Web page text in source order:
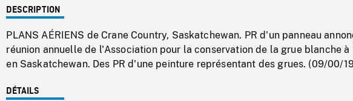
DESCRIPTION
PLANS AÉRIENS de Crane Country, Saskatchewan. PR d'un panneau
réunion annuelle de l'Association pour la conservation de la grue blanche à
en Saskatchewan. Des PR d'une peinture représentant des grues. (09/00/
DÉTAILS